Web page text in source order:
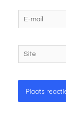
mail
Site